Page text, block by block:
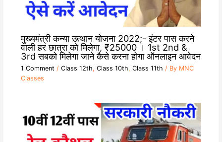
मुख्यमंत्री कन्या उत्थान योजना 2022;- इंटर पास करने
वाली हर छात्रा को मिलेगा, ₹25000 । 1st 2nd &
3rd सबको मिलेगा जाने कैसे करना होगा ऑनलाइन आवेदन
1 Comment / Class 12th, Class 10th, Class 11th / By MNC
Classes